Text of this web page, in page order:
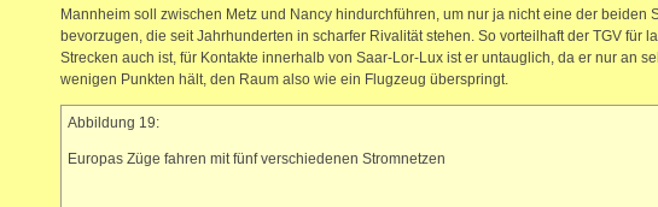
Mannheim soll zwischen Metz und Nancy hindurchführen, um nur ja nicht eine der beiden
bevorzugen, die seit Jahrhunderten in scharfer Rivalität stehen. So vorteilhaft der TGV für
Strecken auch ist, für Kontakte innerhalb von Saar-Lor-Lux ist er untauglich, da er nur an
wenigen Punkten hält, den Raum also wie ein Flugzeug überspringt.
Abbildung 19:
Europas Züge fahren mit fünf verschiedenen Stromnetzen